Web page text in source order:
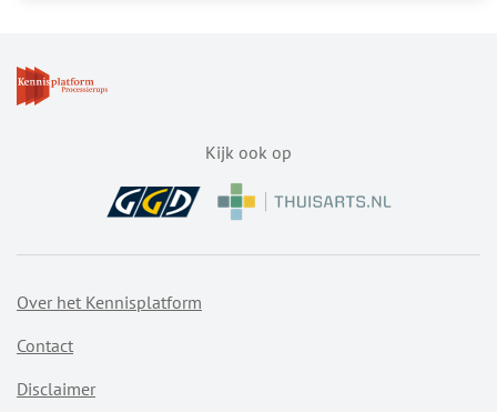
Kijk ook op
Over het Kennisplatform
Contact
Disclaimer